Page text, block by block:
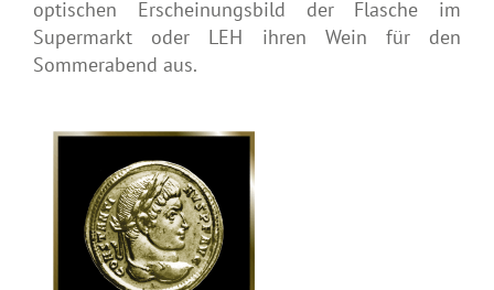
optischen Erscheinungsbild der Flasche im
Supermarkt oder LEH ihren Wein für den
Sommerabend aus.